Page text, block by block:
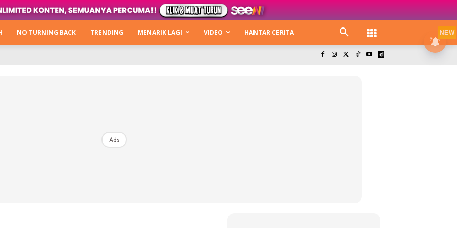
Hijabista
Next Level
NO TURNING BACK TRENDING MENARIK LAGI VIDEO HANTAR CERITA
Ads
NEW